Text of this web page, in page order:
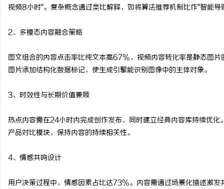
视频8小时"。复杂概念通过类比解释，如将算法推荐机制比作"智能导
2、多模态内容融合策略
图文组合的内容点击率比纯文本高67%，视频内容转化率是静态图
图片添加结构化数据标记，使生成引擎能识别图像中的主体对象。
3、时效性与长期价值兼顾
热点内容需在24小时内完成创作发布，同时建立经典内容库持续优
产品对比模块，保持内容的持续相关性。
4、情感共鸣设计
用户决策过程中，情感因素占比达73%。内容需通过场景化描述激